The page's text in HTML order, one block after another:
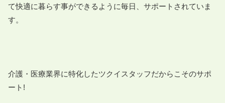
て快適に暮らす事ができるように毎日、サポートされていま
す。
介護・医療業界に特化したツクイスタッフだからこそのサポ
ート!